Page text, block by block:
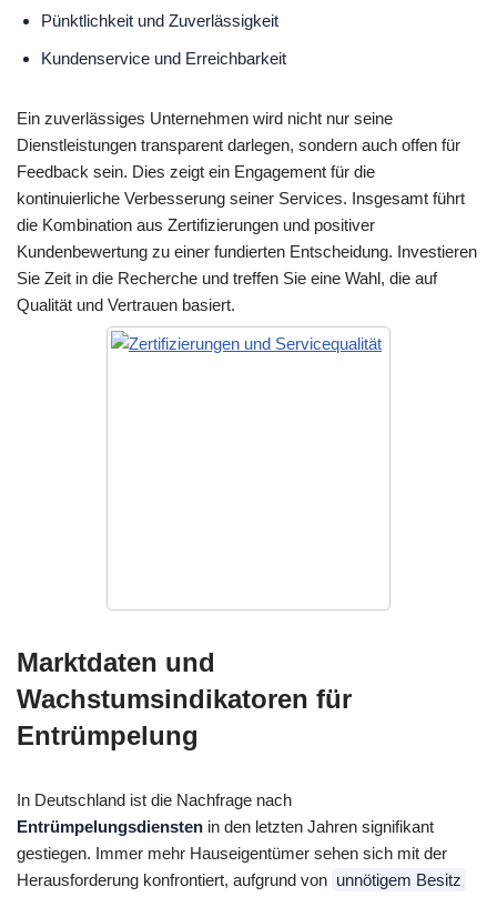
Pünktlichkeit und Zuverlässigkeit
Kundenservice und Erreichbarkeit
Ein zuverlässiges Unternehmen wird nicht nur seine
Dienstleistungen transparent darlegen, sondern auch offen für
Feedback sein. Dies zeigt ein Engagement für die
kontinuierliche Verbesserung seiner Services. Insgesamt führt
die Kombination aus Zertifizierungen und positiver
Kundenbewertung zu einer fundierten Entscheidung. Investieren
Sie Zeit in die Recherche und treffen Sie eine Wahl, die auf
Qualität und Vertrauen basiert.
Marktdaten und
Wachstumsindikatoren für
Entrümpelung
In Deutschland ist die Nachfrage nach
Entrümpelungsdiensten in den letzten Jahren signifikant
gestiegen. Immer mehr Hauseigentümer sehen sich mit der
Herausforderung konfrontiert, aufgrund von unnötigem Besitz